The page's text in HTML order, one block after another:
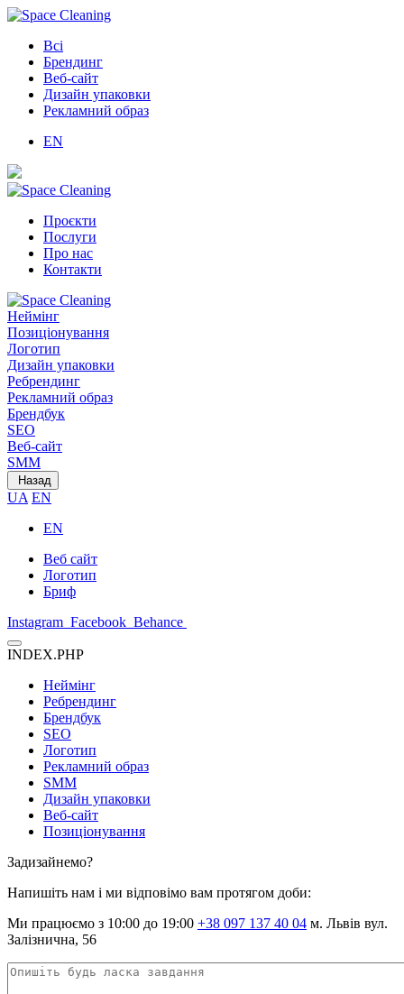
Всі
Брендинг
Веб-сайт
Дизайн упаковки
Рекламний образ
EN
Проєкти
Послуги
Про нас
Контакти
Неймінг
Позиціонування
Логотип
Дизайн упаковки
Ребрендинг
Рекламний образ
Брендбук
SEO
Веб-сайт
SMM
Назад
UA EN
EN
Веб сайт
Логотип
Бриф
Instagram Facebook Behance
INDEX.PHP
Неймінг
Ребрендинг
Брендбук
SEO
Логотип
Рекламний образ
SMM
Дизайн упаковки
Веб-сайт
Позиціонування
Задизайнемо?
Напишіть нам і ми відповімо вам протягом доби:
Ми працюємо з 10:00 до 19:00 +38 097 137 40 04 м. Львів вул.
Залізнична, 56